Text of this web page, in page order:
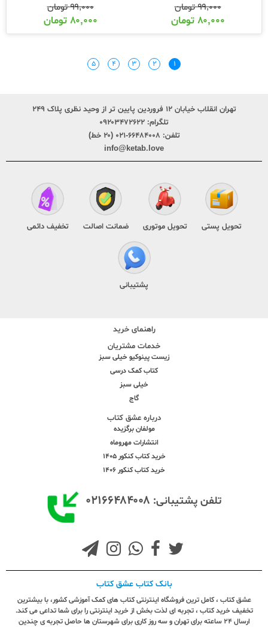
۹۹,۰۰۰تومان
۸۰,۰۰۰ تومان
۹۹,۰۰۰تومان
۸۰,۰۰۰ تومان
۱ ۲ ۳ ۴ ۵
تهران انقلاب خیابان ۱۲ فروردین پایین تر از وحید نظری پلاک ۲۴۹
تلگرام: ۰۹۲۰۳۴۷۲۶۲۲
تلفن: ۶۶۴۸۴۰۰۸-۰۲۱ (۲۰ خط)
info@ketab.love
تحویل پستی تحویل موتوری ضمانت اصالت تخفیف دائمی
پشتیبانی
راهنمای خرید
خدمات مشتریان
زیست پینوکیو خیلی سبز
کتاب کمک درسی
خیلی سبز
گاج
درباره عشق کتاب
مولفان برگزیده
انتشارات مهروماه
خرید کتاب کنکور 1405
خرید کتاب کنکور 1406
تلفن پشتیبانی: ۰۲۱۶۶۴۸۴۰۰۸
بانک کتاب عشق کتاب
عشق کتاب ، کامل ترین فروشگاه اینترنتی کتاب های کمک آموزشی کشور، با بیشترین
تخفیف خرید کتاب ، تجربه ای لذت بخش از خرید اینترنتی را برای شما تداعی می کند.
ارسال ٢٤ ساعته برای تهران و سه روز کاری برای شهرستان ها حاصل تجربه ی چندین